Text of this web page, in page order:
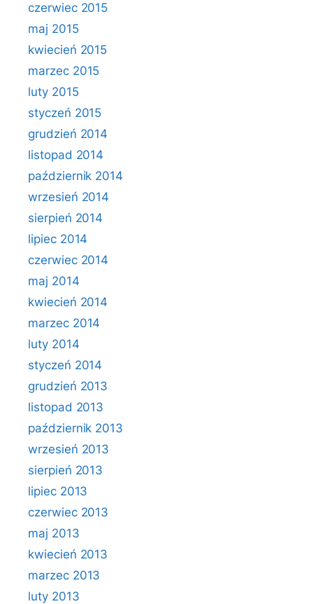
czerwiec 2015
maj 2015
kwiecień 2015
marzec 2015
luty 2015
styczeń 2015
grudzień 2014
listopad 2014
październik 2014
wrzesień 2014
sierpień 2014
lipiec 2014
czerwiec 2014
maj 2014
kwiecień 2014
marzec 2014
luty 2014
styczeń 2014
grudzień 2013
listopad 2013
październik 2013
wrzesień 2013
sierpień 2013
lipiec 2013
czerwiec 2013
maj 2013
kwiecień 2013
marzec 2013
luty 2013